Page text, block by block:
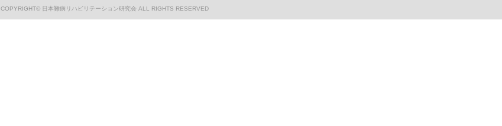
COPYRIGHT© 日本難病リハビリテーション研究会 ALL RIGHTS RESERVED